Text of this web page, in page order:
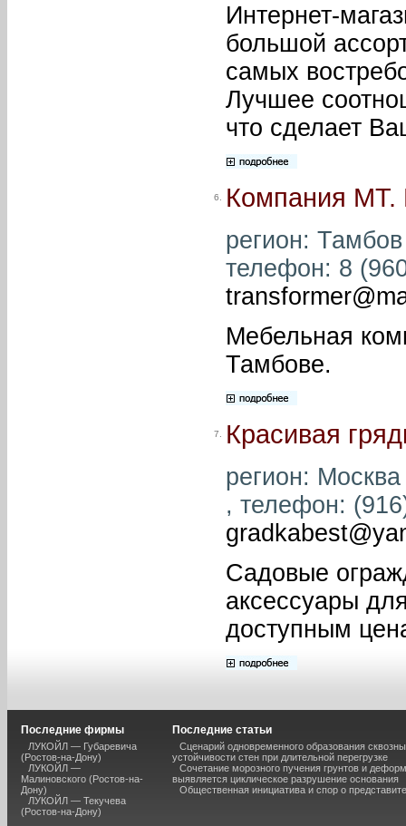
Интернет-
большой
самых
Лучшее
что сделает
6. Компания
регион:
телефон: 8
Мебельная
Тамбове.
7. Красивая
регион:
, телефон:
Садовые
аксессуары
доступным
Последние фирмы
ЛУКОЙЛ — Губаревича
(Ростов-на-Дону)
ЛУКОЙЛ —
Малиновского (Ростов-на-
Дону)
ЛУКОЙЛ — Текучева
(Ростов-на-Дону)
Последние статьи
Сценарий одновременного образования
устойчивости стен при длительной перегрузке
Сочетание морозного пучения грунтов и
выявляется циклическое разрушение основания
Общественная инициатива и спор о